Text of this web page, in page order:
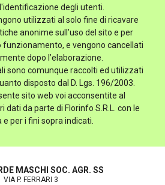
degli utenti.
utilizzati al solo fine di ricavare
anonime sull’uso del sito e per
e vengono cancellati
dopo l’elaborazione.
sono comunque raccolti ed utilizzati
disposto dal D. Lgs. 196/2003.
sito web voi acconsentite al
da parte di Florinfo S.R.L. con le
per i fini sopra indicati.
MASCHI SOC. AGR. SS
VIA P. FERRARI 3